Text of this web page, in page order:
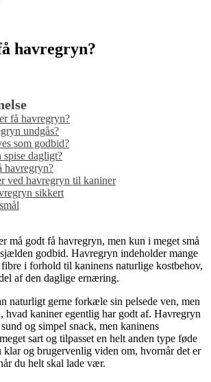
havregryn?
få havregryn?
undgås?
som godbid?
dagligt?
havregryn?
ved havregryn til kaniner
sikkert
må godt få havregryn, men kun i meget små
godbid. Havregryn indeholder mange
i forhold til kaninens naturlige kostbehov,
af den daglige ernæring.
naturligt gerne forkæle sin pelsede ven, men
hvad kaniner egentlig har godt af. Havregryn
og simpel snack, men kaninens
sart og tilpasset en helt anden type føde
klar og brugervenlig viden om, hvornår det er
du helt skal lade vær.